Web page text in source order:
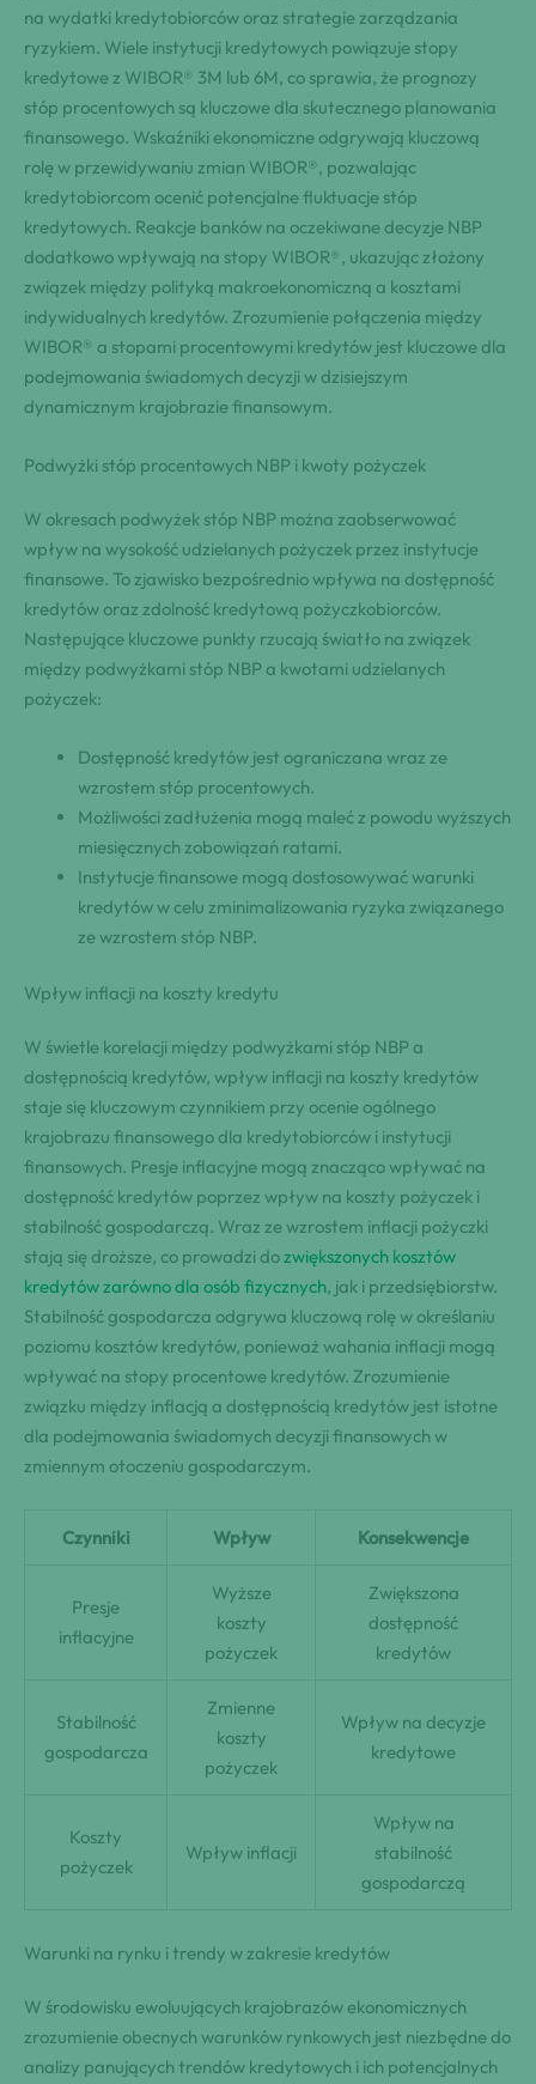
na wydatki kredytobiorców oraz strategie zarządzania
ryzykiem. Wiele instytucji kredytowych powiązuje stopy
kredytowe z WIBOR® 3M lub 6M, co sprawia, że prognozy
stóp procentowych są kluczowe dla skutecznego planowania
finansowego. Wskaźniki ekonomiczne odgrywają kluczową
rolę w przewidywaniu zmian WIBOR®, pozwalając
kredytobiorcom ocenić potencjalne fluktuacje stóp
kredytowych. Reakcje banków na oczekiwane decyzje NBP
dodatkowo wpływają na stopy WIBOR®, ukazując złożony
związek między polityką makroekonomiczną a kosztami
indywidualnych kredytów. Zrozumienie połączenia między
WIBOR® a stopami procentowymi kredytów jest kluczowe dla
podejmowania świadomych decyzji w dzisiejszym
dynamicznym krajobrazie finansowym.
Podwyżki stóp procentowych NBP i kwoty pożyczek
W okresach podwyżek stóp NBP można zaobserwować
wpływ na wysokość udzielanych pożyczek przez instytucje
finansowe. To zjawisko bezpośrednio wpływa na dostępność
kredytów oraz zdolność kredytową pożyczkobiorców.
Następujące kluczowe punkty rzucają światło na związek
między podwyżkami stóp NBP a kwotami udzielanych
pożyczek:
Dostępność kredytów jest ograniczana wraz ze
wzrostem stóp procentowych.
Możliwości zadłużenia mogą maleć z powodu wyższych
miesięcznych zobowiązań ratami.
Instytucje finansowe mogą dostosowywać warunki
kredytów w celu zminimalizowania ryzyka związanego
ze wzrostem stóp NBP.
Wpływ inflacji na koszty kredytu
W świetle korelacji między podwyżkami stóp NBP a
dostępnością kredytów, wpływ inflacji na koszty kredytów
staje się kluczowym czynnikiem przy ocenie ogólnego
krajobrazu finansowego dla kredytobiorców i instytucji
finansowych. Presje inflacyjne mogą znacząco wpływać na
dostępność kredytów poprzez wpływ na koszty pożyczek i
stabilność gospodarczą. Wraz ze wzrostem inflacji pożyczki
stają się droższe, co prowadzi dozwiększonych kosztów
kredytów zarówno dla osób fizycznych, jak i przedsiębiorstw.
Stabilność gospodarcza odgrywa kluczową rolę w określaniu
poziomu kosztów kredytów, ponieważ wahania inflacji mogą
wpływać na stopy procentowe kredytów. Zrozumienie
związku między inflacją a dostępnością kredytów jest istotne
dla podejmowania świadomych decyzji finansowych w
zmiennym otoczeniu gospodarczym.
Czynniki Wpływ Konsekwencje
Presje
inflacyjne
Wyższe
koszty
pożyczek
Zwiększona
dostępność
kredytów
Stabilność
gospodarcza
Zmienne
koszty
pożyczek
Wpływ na decyzje
kredytowe
Koszty
pożyczek
Wpływ inflacji
Wpływ na
stabilność
gospodarczą
Warunki na rynku i trendy w zakresie kredytów
W środowisku ewoluujących krajobrazów ekonomicznych
zrozumienie obecnych warunków rynkowych jest niezbędne do
analizy panujących trendów kredytowych i ich potencjalnych